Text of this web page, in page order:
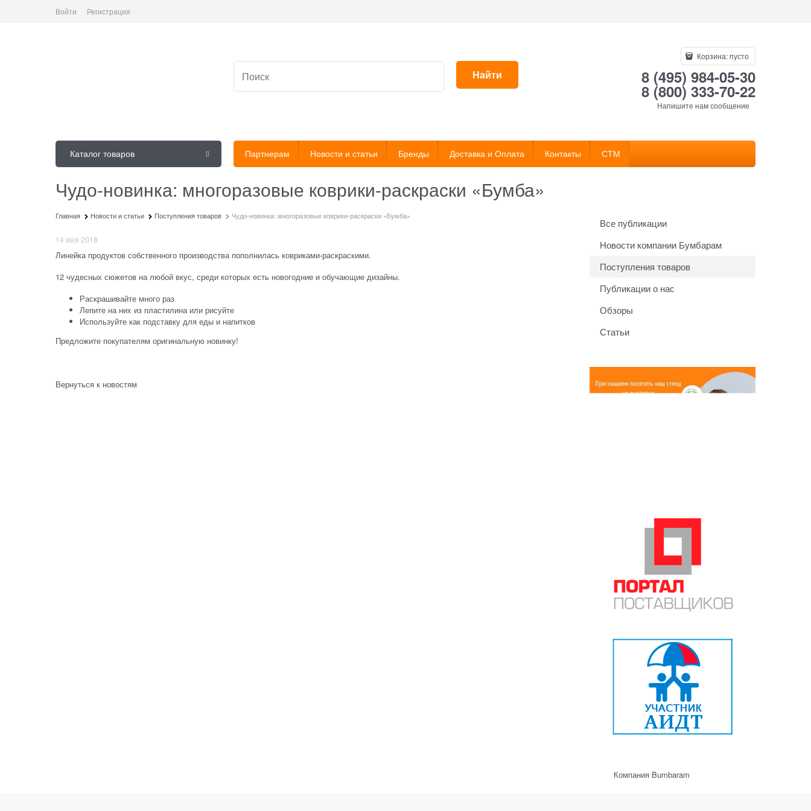
Войти Регистрация
Найти
Корзина:пусто
8 (495) 984-05-30
8 (800) 333-70-22
Напишите нам сообщение
Каталог товаров Партнерам Новости и статьи Бренды Доставка и Оплата Контакты СТМ
Чудо-новинка: многоразовые коврики-раскраски «Бумба»
Главная Новости и статьи Поступления товаров Чудо-новинка: многоразовые коврики-раскраски «Бумба»
14 мая 2018
Линейка продуктов собственного производства пополнилась ковриками-раскраскими.
12 чудесных сюжетов на любой вкус, среди которых есть новогодние и обучающие дизайны.
Раскрашивайте много раз
Лепите на них из пластилина или рисуйте
Используйте как подставку для еды и напитков
Предложите покупателям оригинальную новинку!
Вернуться к новостям
Все публикации
Новости компании Бумбарам
Поступления товаров
Публикации о нас
Обзоры
Статьи
Компания Bumbaram